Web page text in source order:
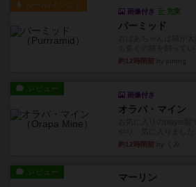
ルール/インスト
画像付き 充実
パーミッド
約12時間前
レビュー
画像付き
オラパ・マイン
約12時間前
レビュー マーリン